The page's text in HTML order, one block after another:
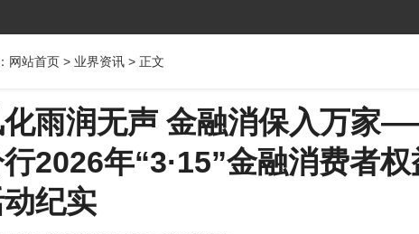
网站首页 > 业界资讯 > 正文
雨润无声 金融消保入万家
2026年“3·15”金融消费者
纪实